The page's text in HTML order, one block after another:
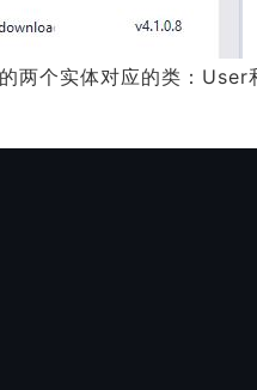
两个实体对应的类：